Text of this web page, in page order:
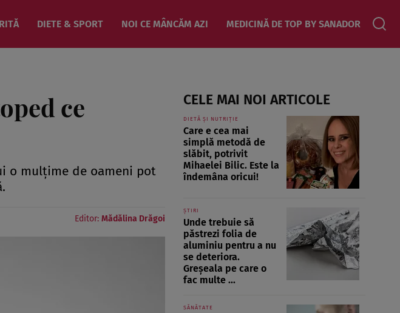
DIETE & SPORT NOI CE MÂNCĂM AZI MEDICINĂ DE TOP BY SANADOR
ce
o mulţime de oameni pot
Editor: Mădălina Drăgoi
CELE MAI NOI ARTICOLE
DIETĂ ȘI NUTRIȚIE
Care e cea mai
simplă metodă de
slăbit, potrivit
Mihaelei Bilic. Este la
îndemâna oricui!
ȘTIRI
Unde trebuie să
păstrezi folia de
aluminiu pentru a nu
se deteriora.
Greșeala pe care o
fac multe ...
SĂNĂTATE